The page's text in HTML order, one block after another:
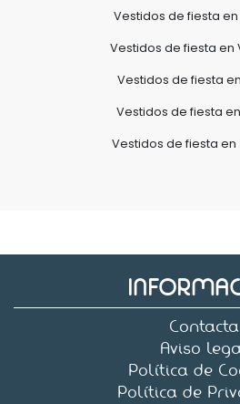
Vestidos de fiesta
Vestidos de fiesta en
Vestidos de fiesta
Vestidos de fiesta
Vestidos de fiesta en
Contacta
Aviso
Política de
Política de